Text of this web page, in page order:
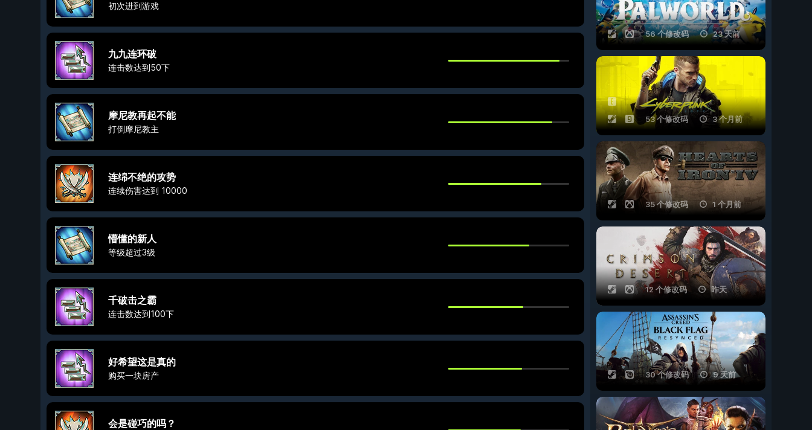
初次进到游戏
九九连环破
连击数达到50下
摩尼教再起不能
打倒摩尼教主
连绵不绝的攻势
连续伤害达到 10000
懵懂的新人
等级超过3级
千破击之霸
连击数达到100下
好希望这是真的
购买一块房产
会是碰巧的吗？
56 个修改码 23 天前
53 个修改码 3 个月前
35 个修改码 1 个月前
12 个修改码 昨天
30 个修改码 9 天前